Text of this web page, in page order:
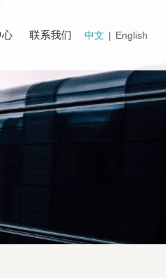
中文 | English
心 联系我们